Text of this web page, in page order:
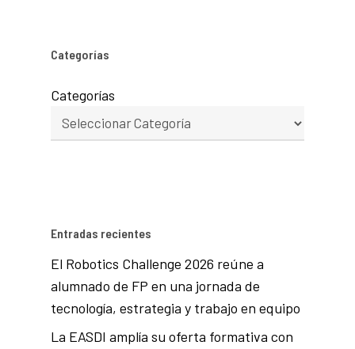
Categorías
Categorías
Entradas recientes
El Robotics Challenge 2026 reúne a
alumnado de FP en una jornada de
tecnología, estrategia y trabajo en equipo
La EASDI amplía su oferta formativa con